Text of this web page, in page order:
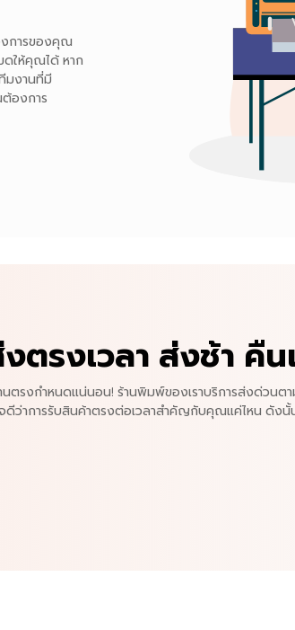
งการของคุณ
ดให้คุณได้ หาก
มงานที่มี
องการ
ตรงเวลา ส่งช้า คืน
นตรงกำหนดแน่นอน! ร้านพิมพ์ของเราบริการส่งด่วนต
ใจดีว่าการรับสินค้าตรงต่อเวลาสำคัญกับคุณแค่ไหน ดัง